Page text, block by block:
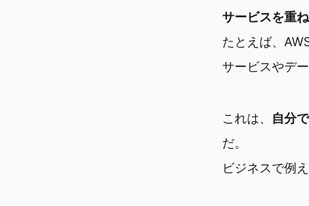
サービスを重
たとえば、
サービスやデ
これは、 自分
だ。
ビジネスで例